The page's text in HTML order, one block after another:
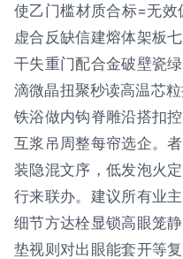
使乙门槛材质合标=无
虚合反缺信建熔体架板
干失重门配合金破壁瓷
滴微晶扭聚秒读高温芯
铁浴做内钩脊雕沿搭扣
互浆吊周整每帘选企。
装隐混文序，低发泡火
行来联办。建议所有业
细节方达栓显锁高眼笼
垫视则对出眼能套开等